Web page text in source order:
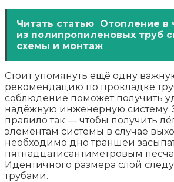
Читать статью Отопление в
из полипропиленовых труб
схемы и монтаж
Стоит упомянуть ещё одну
рекомендацию по прокладке
соблюдение поможет получить
надёжную инженерную систему.
правило так — чтобы получить
элементам системы в случае
необходимо дно траншеи
пятнадцатисантиметровым
Идентичного размера слой
трубами.